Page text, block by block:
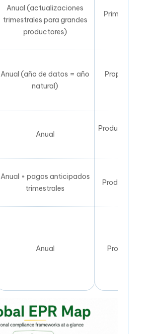
Anual (actualizaciones
trimestrales para grandes
productores)
Primer
Anual (año de datos = año
natural)
Propietario
Anual
Productor o
Anual + pagos anticipados
trimestrales
Productor o
Anual Propietario